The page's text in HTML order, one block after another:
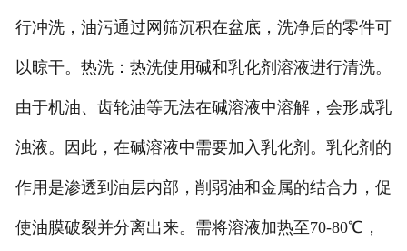
行冲洗，油污通过网筛沉积在盆底，洗净后的零件可
以晾干。热洗：热洗使用碱和乳化剂溶液进行清洗。
由于机油、齿轮油等无法在碱溶液中溶解，会形成乳
浊液。因此，在碱溶液中需要加入乳化剂。乳化剂的
作用是渗透到油层内部，削弱油和金属的结合力，促
使油膜破裂并分离出来。需将溶液加热至70-80℃，